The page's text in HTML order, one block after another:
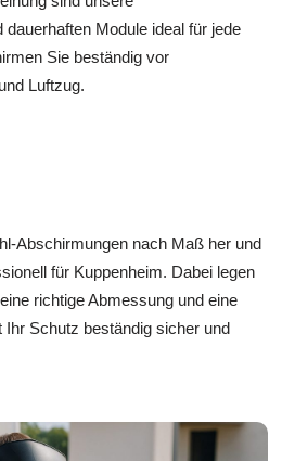
Module ideal für jede
Sie beständig vor
Luftzug.
Abschirmungen nach Maß her und
für Kuppenheim. Dabei legen
richtige Abmessung und eine
Ihr Schutz beständig sicher und